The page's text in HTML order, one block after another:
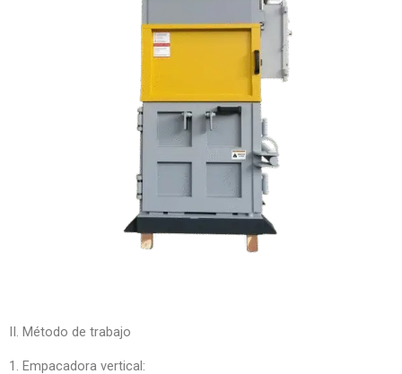
II. Método de trabajo
1. Empacadora vertical: